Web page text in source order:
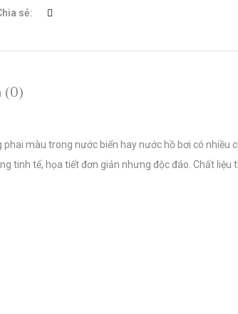
sẻ:
(0)
màu trong nước biển hay nước hồ bơi có nhiều
tinh tế, họa tiết đơn giản nhưng độc đáo. Chất liệu